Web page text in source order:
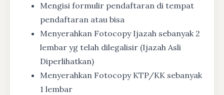
Mengisi formulir pendaftaran di tempat
pendaftaran atau bisa
Menyerahkan Fotocopy Ijazah sebanyak 2
lembar yg telah dilegalisir (Ijazah Asli
Diperlihatkan)
Menyerahkan Fotocopy KTP/KK sebanyak
1 lembar